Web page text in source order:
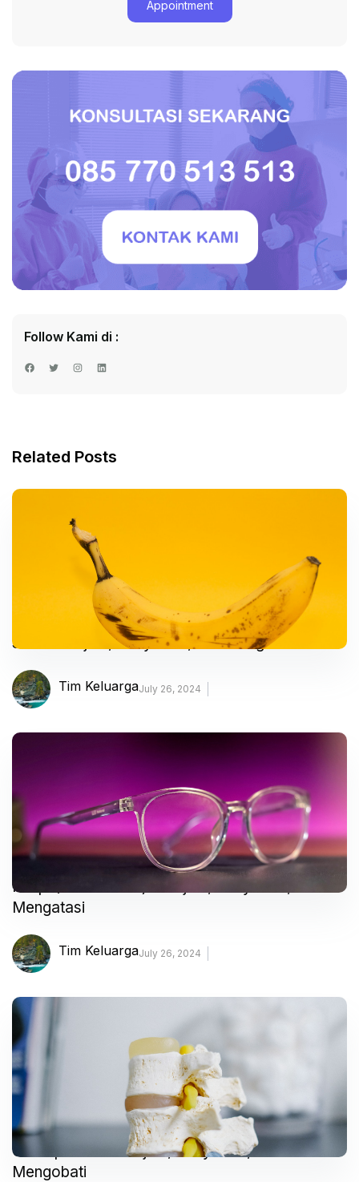
Follow Kami di :
Facebook
TwitterInstagram
Related Posts
Sifilis – Gejala, Penyebab, dan Mengobati
Tim KeluargaJuly 26, 2024
Miopi (Rabun Jauh) – Gejala, Penyebab, dan
Mengatasi
Tim KeluargaJuly 26, 2024
Osteoporosis – Gejala, Penyebab, dan
Mengobati